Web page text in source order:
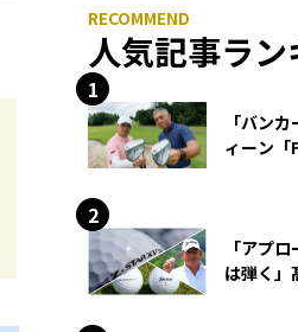
人気記事ラン
「バン
ィーン「
「アプ
は弾く」